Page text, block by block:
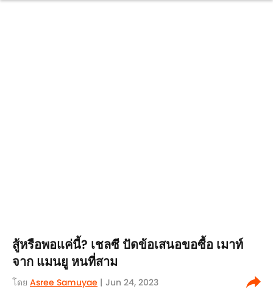
สู้หรือพอแค่นี้? เชลซี ปัดข้อเสนอขอซื้อ เมาท์
จาก แมนยู หนที่สาม
โดย Asree Samuyae | Jun 24, 2023